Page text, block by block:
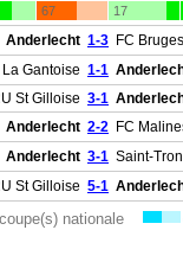
67 17
Anderlecht 1-3 FC Bruges
La Gantoise 1-1
St Gilloise 3-1
Anderlecht 2-2 FC
Anderlecht 3-1 Saint-
St Gilloise 5-1
coupe(s) nationale